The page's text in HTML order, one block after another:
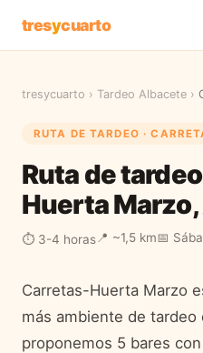
tresycuarto
tresycuarto › Tardeo Albacete ›
RUTA DE TARDEO ·
Ruta de
Huerta
⏱ 3-4 horas📍 ~1,5 km📅
Carretas-Huerta Marzo
más ambiente de tardeo
proponemos 5 bares